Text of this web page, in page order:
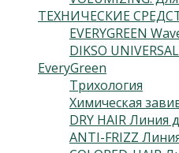
ТЕХНИЧЕСКИЕ
EVERYGREEN
DIKSO
EveryGreen
Трихология
Химическая
DRY HAIR Линия
ANTI-FRIZZ